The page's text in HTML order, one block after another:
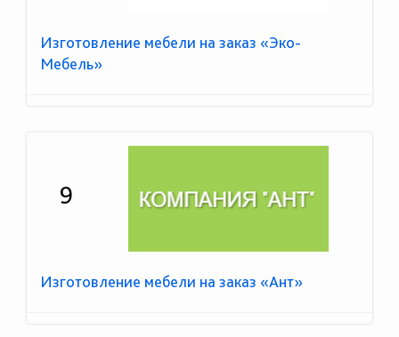
Изготовление мебели на заказ «Эко-
Мебель»
9
Изготовление мебели на заказ «Ант»